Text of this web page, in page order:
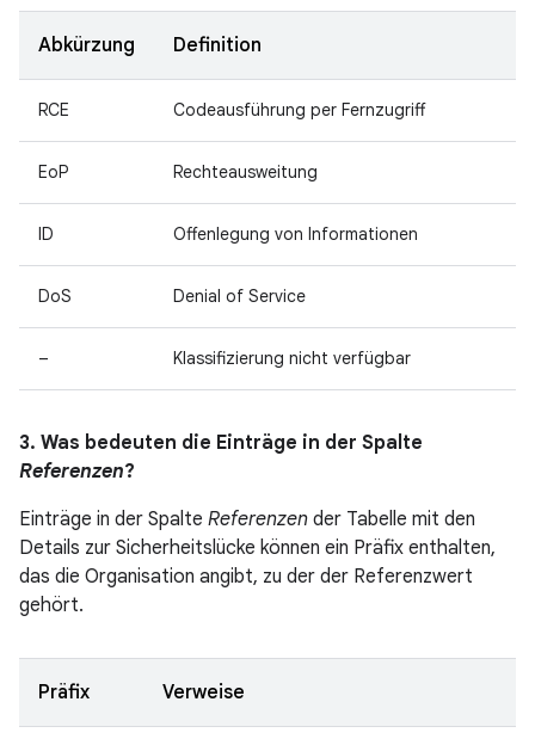
Abkürzung Definition
RCE Codeausführung per Fernzugriff
EoP Rechteausweitung
ID Offenlegung von Informationen
DoS Denial of Service
– Klassifizierung nicht verfügbar
3. Was bedeuten die Einträge in der Spalte
Referenzen?
Einträge in der Spalte Referenzen der Tabelle mit den
Details zur Sicherheitslücke können ein Präfix enthalten,
das die Organisation angibt, zu der der Referenzwert
gehört.
Präfix Verweise